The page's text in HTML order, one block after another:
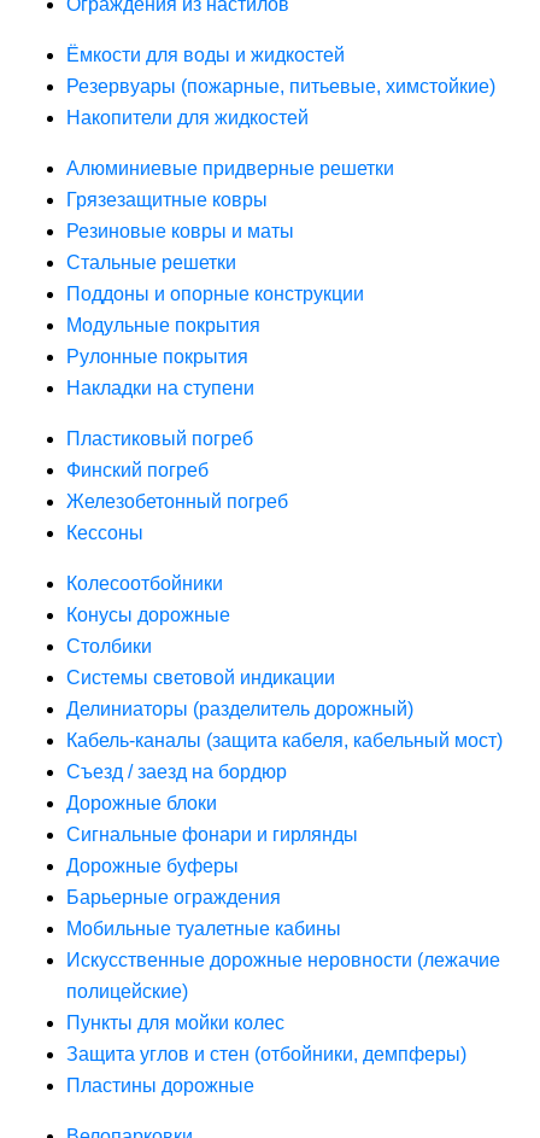
Ограждения из настилов
Ёмкости для воды и жидкостей
Резервуары (пожарные, питьевые, химстойкие)
Накопители для жидкостей
Алюминиевые придверные решетки
Грязезащитные ковры
Резиновые ковры и маты
Стальные решетки
Поддоны и опорные конструкции
Модульные покрытия
Рулонные покрытия
Накладки на ступени
Пластиковый погреб
Финский погреб
Железобетонный погреб
Кессоны
Колесоотбойники
Конусы дорожные
Столбики
Системы световой индикации
Делиниаторы (разделитель дорожный)
Кабель-каналы (защита кабеля, кабельный мост)
Съезд / заезд на бордюр
Дорожные блоки
Сигнальные фонари и гирлянды
Дорожные буферы
Барьерные ограждения
Мобильные туалетные кабины
Искусственные дорожные неровности (лежачие
полицейские)
Пункты для мойки колес
Защита углов и стен (отбойники, демпферы)
Пластины дорожные